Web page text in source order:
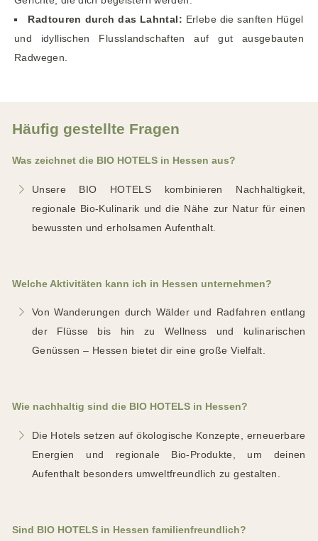
Radtouren durch das Lahntal: Erlebe die sanften Hügel
und idyllischen Flusslandschaften auf gut ausgebauten
Radwegen.
Häufig gestellte Fragen
Was zeichnet die BIO HOTELS in Hessen aus?
Unsere BIO HOTELS kombinieren Nachhaltigkeit,
regionale Bio-Kulinarik und die Nähe zur Natur für einen
bewussten und erholsamen Aufenthalt.
Welche Aktivitäten kann ich in Hessen unternehmen?
Von Wanderungen durch Wälder und Radfahren entlang
der Flüsse bis hin zu Wellness und kulinarischen
Genüssen – Hessen bietet dir eine große Vielfalt.
Wie nachhaltig sind die BIO HOTELS in Hessen?
Die Hotels setzen auf ökologische Konzepte, erneuerbare
Energien und regionale Bio-Produkte, um deinen
Aufenthalt besonders umweltfreundlich zu gestalten.
Sind BIO HOTELS in Hessen familienfreundlich?